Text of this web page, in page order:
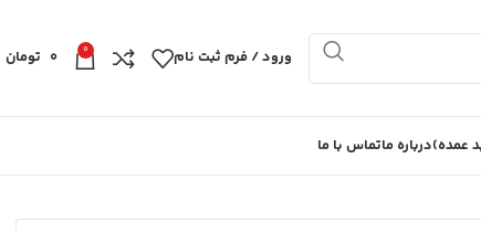
ورود / فرم ثبت نام 0
0 تومان
عمده)درباره ماتماس با ما